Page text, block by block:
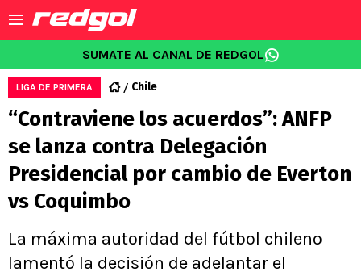
SUMATE AL CANAL DE REDGOL
LIGA DE PRIMERA Chile
“Contraviene los acuerdos”: ANFP
se lanza contra Delegación
Presidencial por cambio de Everton
vs Coquimbo
La máxima autoridad del fútbol chileno
lamentó la decisión de adelantar el